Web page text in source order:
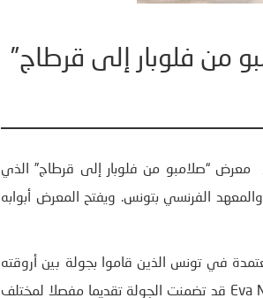
من فلوبار إلى قرطاج”
معرض “صلامبو من فلوبار إلى قرطاج” الذي
الفرنسي بتونس. ويفتح المعرض أبوابه
في تونس الذين قاموا بجولة بين أروقته
من بينهم سفيرة فرنسا بتونس “آن جيجين” و مديرة المعهد الفرنسي Eva Nguyen Binh قد تضمنت الجولة تقديما مفصلا لمختلف